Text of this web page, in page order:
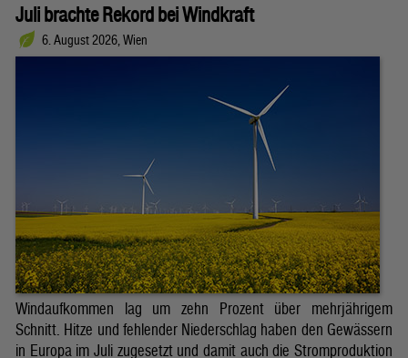
Juli brachte Rekord bei Windkraft
6. August 2026, Wien
Windaufkommen lag um zehn Prozent über mehrjährigem
Schnitt. Hitze und fehlender Niederschlag haben den Gewässern
in Europa im Juli zugesetzt und damit auch die Stromproduktion